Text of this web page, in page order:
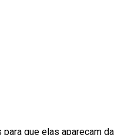
que elas apareçam da